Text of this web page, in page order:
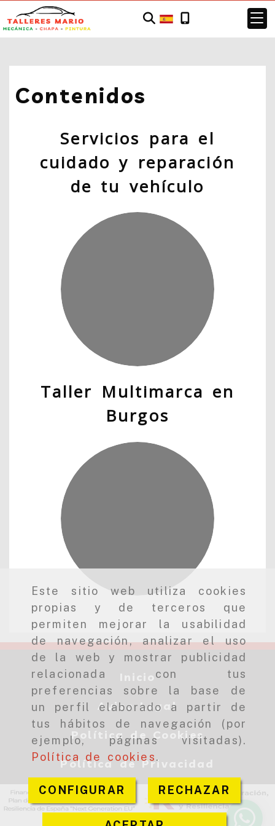
Este sitio web utiliza cookies
propias y de terceros que
permiten mejorar la usabilidad
de navegación, analizar el uso
de la web y mostrar publicidad
relacionada con tus
preferencias sobre la base de
un perfil elaborado a partir de
tus hábitos de navegación (por
ejemplo, páginas visitadas).
Política de cookies.
CONFIGURAR RECHAZAR
Contenidos
Servicios para el
cuidado y reparación
de tu vehículo
Taller Multimarca en
Burgos
Inicio
Aviso Legal
Política de Cookies
Política de Privacidad